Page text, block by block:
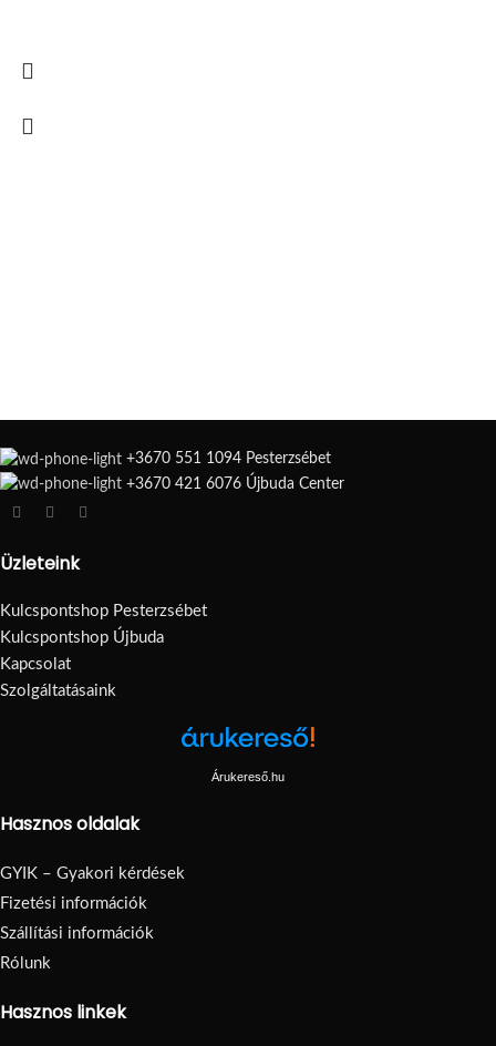
+3670 551 1094 Pesterzsébet
+3670 421 6076 Újbuda Center
Üzleteink
Kulcspontshop Pesterzsébet
Kulcspontshop Újbuda
Kapcsolat
Szolgáltatásaink
Árukereső.hu
Hasznos oldalak
GYIK – Gyakori kérdések
Fizetési információk
Szállítási információk
Rólunk
Hasznos linkek